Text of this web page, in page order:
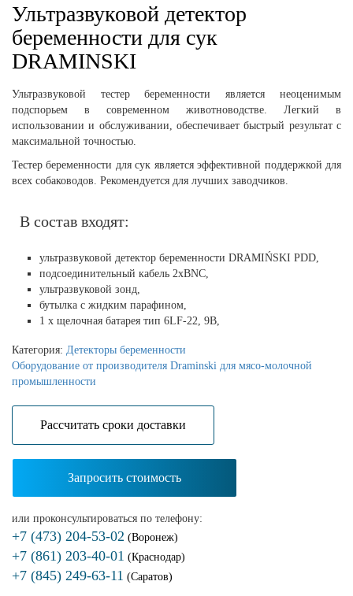
Ультразвуковой детектор
беременности для сук
DRAMINSKI
Ультразвуковой тестер беременности является неоценимым
подспорьем в современном животноводстве. Легкий в
использовании и обслуживании, обеспечивает быстрый результат с
максимальной точностью.
Тестер беременности для сук является эффективной поддержкой для
всех собаководов. Рекомендуется для лучших заводчиков.
В состав входят:
ультразвуковой детектор беременности DRAMIŃSKI PDD,
подсоединительный кабель 2xBNC,
ультразвуковой зонд,
бутылка с жидким парафином,
1 x щелочная батарея тип 6LF-22, 9В,
Категория: Детекторы беременности
Оборудование от производителя Draminski для мясо-молочной
промышленности
Расcчитать сроки доставки
Запросить стоимость
или проконсультироваться по телефону:
+7 (473) 204-53-02 (Воронеж)
+7 (861) 203-40-01 (Краснодар)
+7 (845) 249-63-11 (Саратов)